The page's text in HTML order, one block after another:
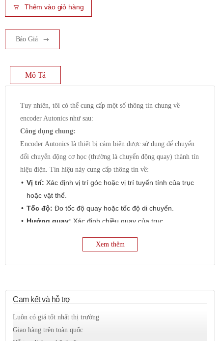
Thêm vào giỏ hàng
Báo Giá
Mô Tả
Tuy nhiên, tôi có thể cung cấp một số thông tin chung về
encoder Autonics như sau:
Công dụng chung:
Encoder Autonics là thiết bị cảm biến được sử dụng để chuyển
đổi chuyển động cơ học (thường là chuyển động quay) thành tín
hiệu điện. Tín hiệu này cung cấp thông tin về:
Vị trí: Xác định vị trí góc hoặc vị trí tuyến tính của trục
hoặc vật thể.
Tốc độ: Đo tốc độ quay hoặc tốc độ di chuyển.
Hướng quay: Xác định chiều quay của trục.
Encoder Autonics được ứng dụng rộng rãi trong nhiều lĩnh vực
tự động hóa, bao gồm:
Máy CNC:Đo lường và điều khiển vị trí trục máy, dao
Robot công nghiệp:Điều khiển khớp nối, vị trí cánh
tay robot.
Động cơ servo: Phản hồi vị trí và tốc độ để điều khiển
chính xác.
Xem thêm
Cam kết và hỗ trợ
Luôn có giá tốt nhất thị trường
Giao hàng trên toàn quốc